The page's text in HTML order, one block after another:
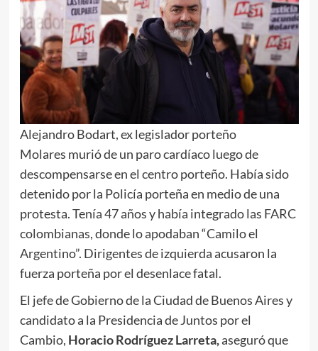
Alejandro Bodart, ex legislador porteño
Molares murió de un paro cardíaco luego de
descompensarse en el centro porteño. Había sido
detenido por la Policía porteña en medio de una
protesta. Tenía 47 años y había integrado las FARC
colombianas, donde lo apodaban “Camilo el
Argentino”. Dirigentes de izquierda acusaron la
fuerza porteña por el desenlace fatal.
El jefe de Gobierno de la Ciudad de Buenos Aires y
candidato a la Presidencia de Juntos por el
Cambio, Horacio Rodríguez Larreta,aseguró que